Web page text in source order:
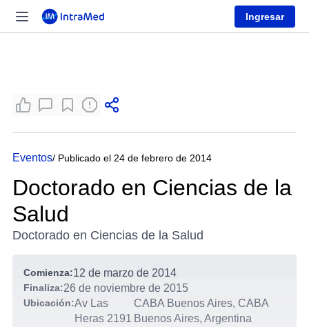
Ingresar
Eventos/ Publicado el 24 de febrero de 2014
Doctorado en Ciencias de la
Salud
Doctorado en Ciencias de la Salud
Comienza:12 de marzo de 2014
Finaliza:26 de noviembre de 2015
Ubicación:Av Las
Heras 2191
CABA Buenos Aires, CABA
Buenos Aires, Argentina